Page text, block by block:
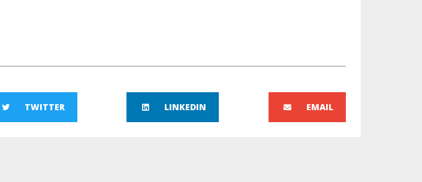
TWITTER LINKEDIN EMAIL